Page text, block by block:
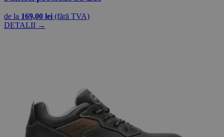
de la 169,00 lei (fără TVA)
DETALII →